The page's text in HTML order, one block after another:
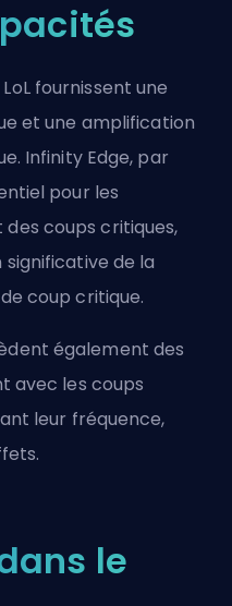
fournissent une
et une amplification
Infinity Edge, par
pour les
coups critiques,
de la
coup critique.
également des
avec les coups
leur fréquence,
le